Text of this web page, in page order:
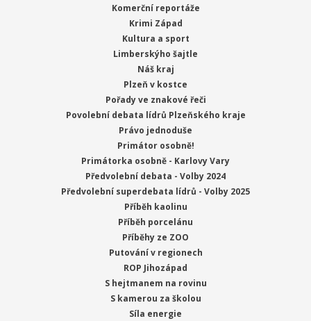
Komerční reportáže
Krimi Západ
Kultura a sport
Limberskýho šajtle
Náš kraj
Plzeň v kostce
Pořady ve znakové řeči
Povolební debata lídrů Plzeňského kraje
Právo jednoduše
Primátor osobně!
Primátorka osobně - Karlovy Vary
Předvolební debata - Volby 2024
Předvolební superdebata lídrů - Volby 2025
Příběh kaolinu
Příběh porcelánu
Příběhy ze ZOO
Putování v regionech
ROP Jihozápad
S hejtmanem na rovinu
S kamerou za školou
Síla energie